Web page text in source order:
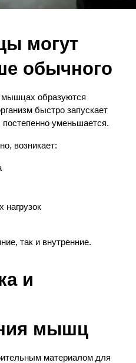
могут
обычного
мышцах образуются
быстро запускает
уменьшается.
возникает:
нагрузок
так и внутренние.
и
мышц
материалом для